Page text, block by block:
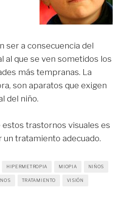
ser a consecuencia del
al que se ven sometidos los
más tempranas. La
son aparatos que exigen
del niño.
trastornos visuales es
tratamiento adecuado.
HIPERMETROPIA MIOPIA NIÑOS
TRATAMIENTO VISIÓN